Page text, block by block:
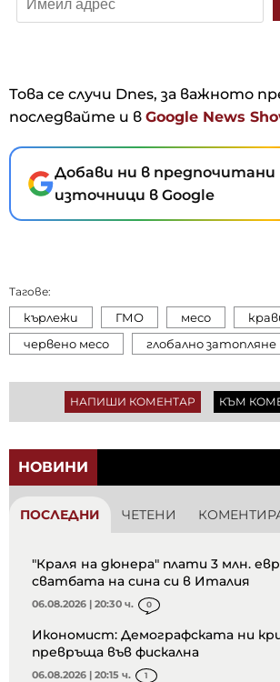
Това се случи Dnes, за важното
последвайте и в Google News
Добави ни в предпочитани
източници в Google
Тагове:
кърлежи ГМО месо
червено месо
глобално затопляне
НАПИШИ КОМЕНТАР КЪМ
НОВИНИ
ПОСЛЕДНИ ЧЕТЕНИ
"Краля на дюнера" плати 3 млн.
сватбата на сина си в Италия
06.08.2026 | 20:30 ч. 0
Икономист: Демографската ни
превръща във фискална
06.08.2026 | 20:15 ч. 1